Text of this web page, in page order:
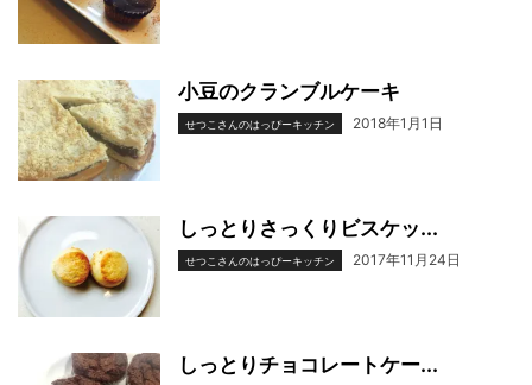
小豆のクランブルケーキ
せつこさんのはっぴーキッチン 2018年1月1日
しっとりさっくりビスケッ...
せつこさんのはっぴーキッチン 2017年11月24日
しっとりチョコレートケー...